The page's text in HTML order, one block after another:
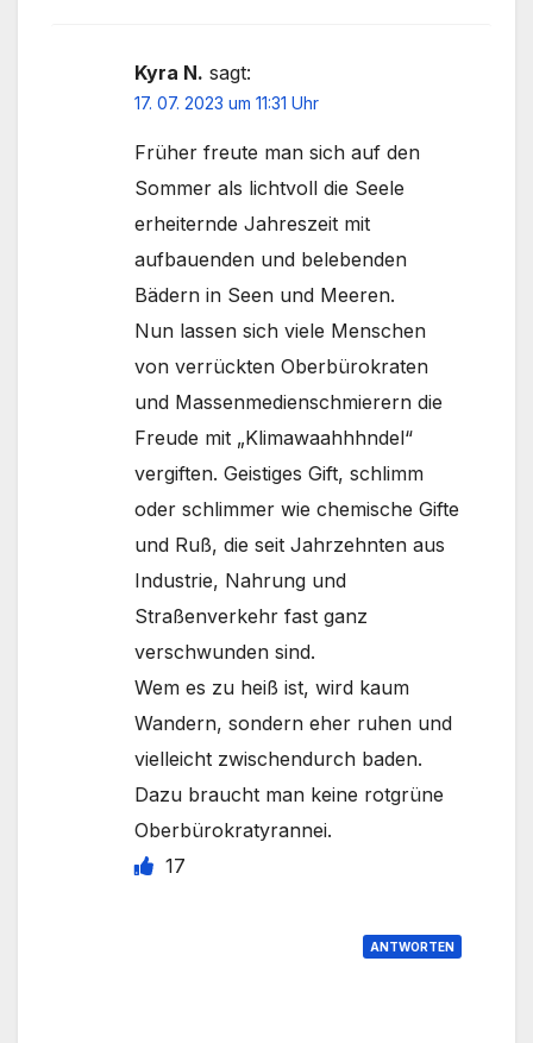
Kyra N. sagt:
17. 07. 2023 um 11:31 Uhr
Früher freute man sich auf den
Sommer als lichtvoll die Seele
erheiternde Jahreszeit mit
aufbauenden und belebenden
Bädern in Seen und Meeren.
Nun lassen sich viele Menschen
von verrückten Oberbürokraten
und Massenmedienschmierern die
Freude mit „Klimawaahhhndel“
vergiften. Geistiges Gift, schlimm
oder schlimmer wie chemische Gifte
und Ruß, die seit Jahrzehnten aus
Industrie, Nahrung und
Straßenverkehr fast ganz
verschwunden sind.
Wem es zu heiß ist, wird kaum
Wandern, sondern eher ruhen und
vielleicht zwischendurch baden.
Dazu braucht man keine rotgrüne
Oberbürokratyrannei.
17
ANTWORTEN